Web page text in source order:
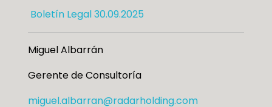
Boletín Legal 30.09.2025
Miguel Albarrán
Gerente de Consultoría
miguel.albarran@radarholding.com